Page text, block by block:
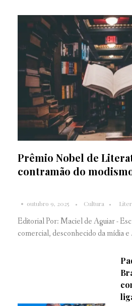
Prêmio Nobel de
contramão do
outubro 9, 2025 Cultura
Editorial Por: Maciel de Aguiar -
comercial, desconhecido da mídia e